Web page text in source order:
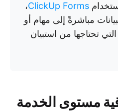
ClickUp Forms،
مباشرةً إلى مهام أو
تحتاجها من استبيان
مستوى الخدمة